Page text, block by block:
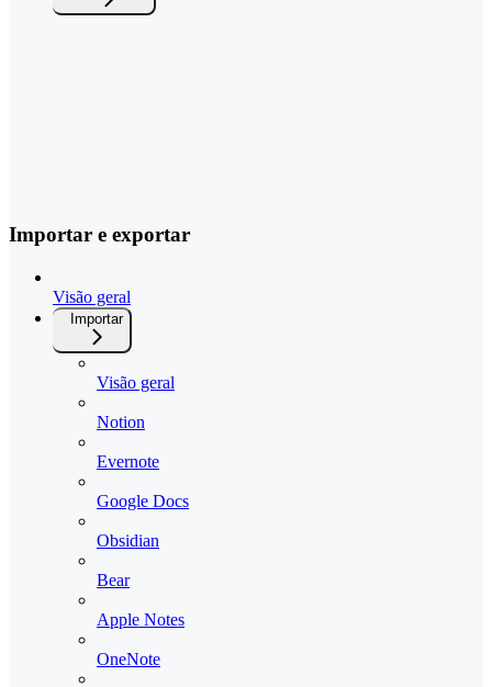
Importar e exportar
Visão geral
Importar
Visão geral
Notion
Evernote
Google Docs
Obsidian
Bear
Apple Notes
OneNote